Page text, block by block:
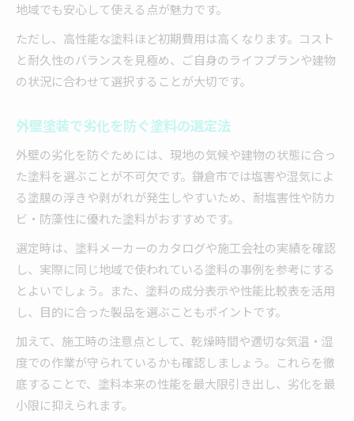
地域でも安心して使える点が魅力です。
ただし、高性能な塗料ほど初期費用は高くなります。コスト
と耐久性のバランスを見極め、ご自身のライフプランや建物
の状況に合わせて選択することが大切です。
外壁塗装で劣化を防ぐ塗料の選定法
外壁の劣化を防ぐためには、現地の気候や建物の状態に合っ
た塗料を選ぶことが不可欠です。鎌倉市では塩害や湿気によ
る塗膜の浮きや剥がれが発生しやすいため、耐塩害性や防カ
ビ・防藻性に優れた塗料がおすすめです。
選定時は、塗料メーカーのカタログや施工会社の実績を確認
し、実際に同じ地域で使われている塗料の事例を参考にする
とよいでしょう。また、塗料の成分表示や性能比較表を活用
し、目的に合った製品を選ぶこともポイントです。
加えて、施工時の注意点として、乾燥時間や適切な気温・湿
度での作業が守られているかも確認しましょう。これらを徹
底することで、塗料本来の性能を最大限引き出し、劣化を最
小限に抑えられます。